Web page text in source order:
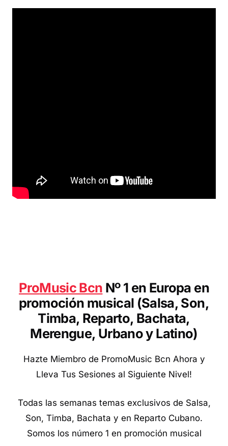
ProMusic Bcn Nº 1 en Europa en
promoción musical (Salsa, Son,
Timba, Reparto, Bachata,
Merengue, Urbano y Latino)
Hazte Miembro de PromoMusic Bcn Ahora y
Lleva Tus Sesiones al Siguiente Nivel!
Todas las semanas temas exclusivos de Salsa,
Son, Timba, Bachata y en Reparto Cubano.
Somos los número 1 en promoción musical